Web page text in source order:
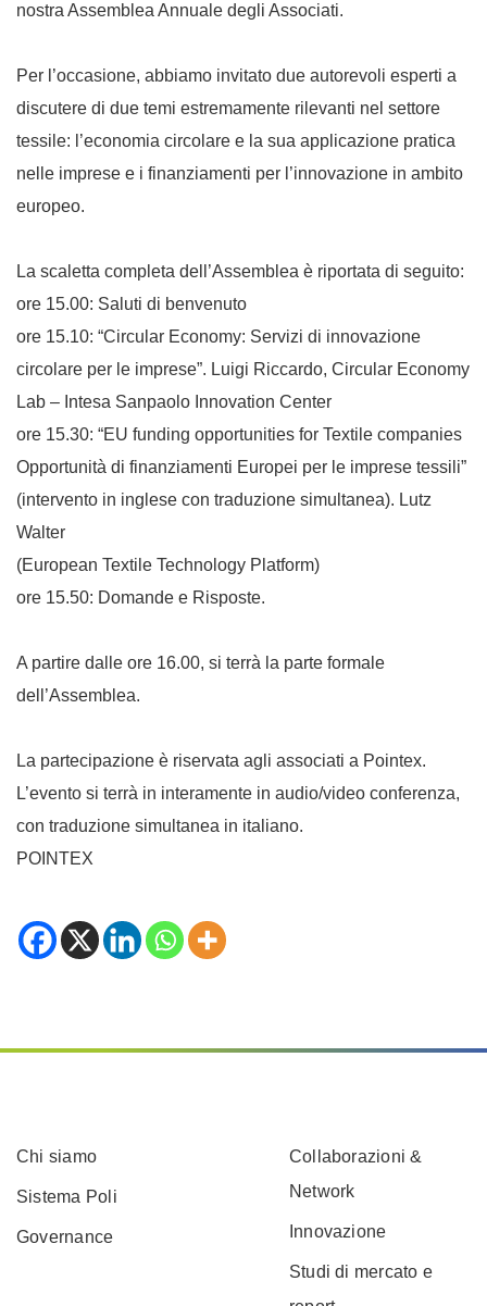
nostra Assemblea Annuale degli Associati.
Per l’occasione, abbiamo invitato due autorevoli esperti a
discutere di due temi estremamente rilevanti nel settore
tessile: l’economia circolare e la sua applicazione pratica
nelle imprese e i finanziamenti per l’innovazione in ambito
europeo.
La scaletta completa dell’Assemblea è riportata di seguito:
ore 15.00: Saluti di benvenuto
ore 15.10: “Circular Economy: Servizi di innovazione
circolare per le imprese”. Luigi Riccardo, Circular Economy
Lab – Intesa Sanpaolo Innovation Center
ore 15.30: “EU funding opportunities for Textile companies
Opportunità di finanziamenti Europei per le imprese tessili”
(intervento in inglese con traduzione simultanea). Lutz
Walter
(European Textile Technology Platform)
ore 15.50: Domande e Risposte.
A partire dalle ore 16.00, si terrà la parte formale
dell’Assemblea.
La partecipazione è riservata agli associati a Pointex.
L’evento si terrà in interamente in audio/video conferenza,
con traduzione simultanea in italiano.
POINTEX
Chi siamo
Sistema Poli
Governance
Collaborazioni &
Network
Innovazione
Studi di mercato e